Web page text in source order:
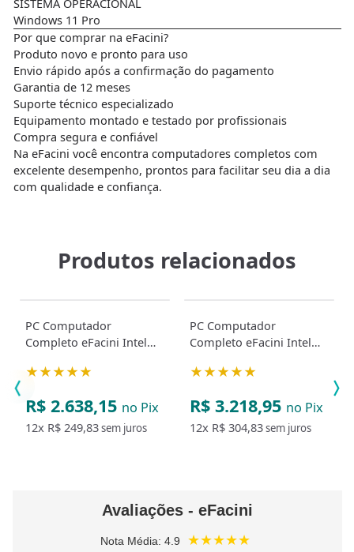
Windows 11 Pro
Por que comprar na eFacini?
Produto novo e pronto para uso
Envio rápido após a confirmação do pagamento
Garantia de 12 meses
Suporte técnico especializado
Equipamento montado e testado por profissionais
Compra segura e confiável
Na eFacini você encontra computadores completos com
excelente desempenho, prontos para facilitar seu dia a dia
com qualidade e confiança.
Produtos relacionados
PC Computador
Completo eFacini Intel
Pro Kit sem Fio SSD
★★★★★
R$ 2.638,15 no Pix
12x R$ 249,83sem juros
PC Computador
Completo eFacini Intel
Pro Kit sem Fio SSD 1TB
★★★★★
R$ 3.218,95 no Pix
12x R$ 304,83sem juros
Avaliações - eFacini
Nota Média: 4.9 ★★★★★